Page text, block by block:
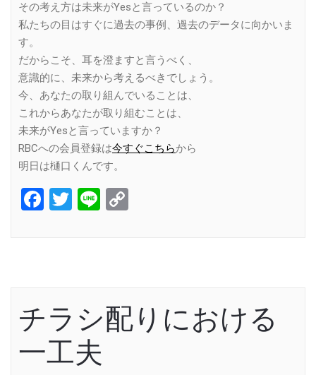
その考え方は未来がYesと言っているのか？
私たちの目はすぐに過去の事例、過去のデータに向かいま
す。
だからこそ、耳を澄ますと言うべく、
意識的に、未来から考えるべきでしょう。
今、あなたの取り組んでいることは、
これからあなたが取り組むことは、
未来がYesと言っていますか？
RBCへの会員登録は今すぐこちらから
明日は樋口くんです。
Facebook
Twitter
Line
チラシ配りにおける
一工夫